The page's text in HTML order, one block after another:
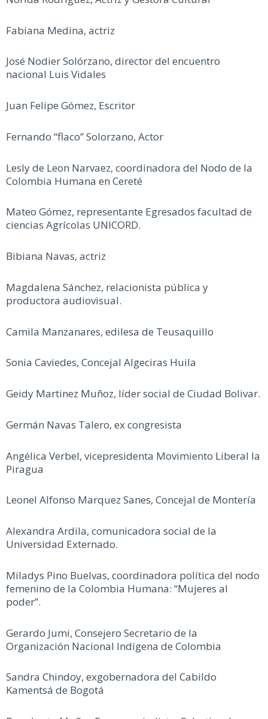
Fabiana Medina, actriz
José Nodier Solórzano, director del encuentro
nacional Luis Vidales
Juan Felipe Gómez, Escritor
Fernando “flaco” Solorzano, Actor
Lesly de Leon Narvaez, coordinadora del Nodo de la
Colombia Humana en Cereté
Mateo Gómez, representante Egresados facultad de
ciencias Agrícolas UNICORD.
Bibiana Navas, actriz
Magdalena Sánchez, relacionista pública y
productora audiovisual.
Camila Manzanares, edilesa de Teusaquillo
Sonia Caviedes, Concejal Algeciras Huila
Geidy Martinez Muñoz, líder social de Ciudad Bolivar.
Germán Navas Talero, ex congresista
Angélica Verbel, vicepresidenta Movimiento Liberal la
Piragua
Leonel Alfonso Marquez Sanes, Concejal de Montería
Alexandra Ardila, comunicadora social de la
Universidad Externado.
Miladys Pino Buelvas, coordinadora política del nodo
femenino de la Colombia Humana: “Mujeres al
poder”.
Gerardo Jumi, Consejero Secretario de la
Organización Nacional Indígena de Colombia
Sandra Chindoy, exgobernadora del Cabildo
Kamentsá de Bogotá